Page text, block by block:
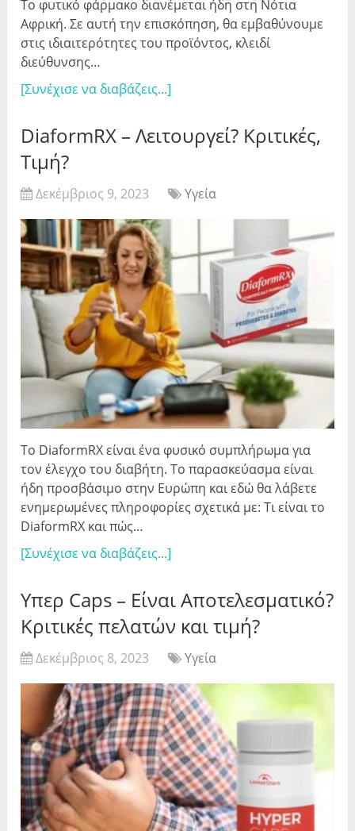
Το φυτικό φάρμακο διανέμεται ήδη στη Νότια
Αφρική. Σε αυτή την επισκόπηση, θα εμβαθύνουμε
στις ιδιαιτερότητες του προϊόντος, κλειδί
διεύθυνσης…
[Συνέχισε να διαβάζεις...]
DiaformRX – Λειτουργεί? Κριτικές,
Τιμή?
Δεκέμβριος 9, 2023 Υγεία
Το DiaformRX είναι ένα φυσικό συμπλήρωμα για
τον έλεγχο του διαβήτη. Το παρασκεύασμα είναι
ήδη προσβάσιμο στην Ευρώπη και εδώ θα λάβετε
ενημερωμένες πληροφορίες σχετικά με: Τι είναι το
DiaformRX και πώς…
[Συνέχισε να διαβάζεις...]
Υπερ Caps – Είναι Αποτελεσματικό?
Κριτικές πελατών και τιμή?
Δεκέμβριος 8, 2023 Υγεία